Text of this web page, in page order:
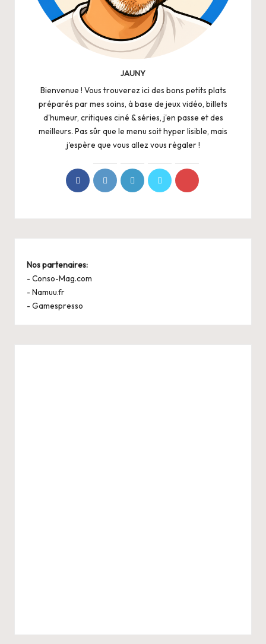
JAUNY
Bienvenue ! Vous trouverez ici des bons petits plats
préparés par mes soins, à base de jeux vidéo, billets
d'humeur, critiques ciné & séries, j'en passe et des
meilleurs. Pas sûr que le menu soit hyper lisible, mais
j'espère que vous allez vous régaler !
Nos partenaires:
- Conso-Mag.com
- Namuu.fr
- Gamespresso